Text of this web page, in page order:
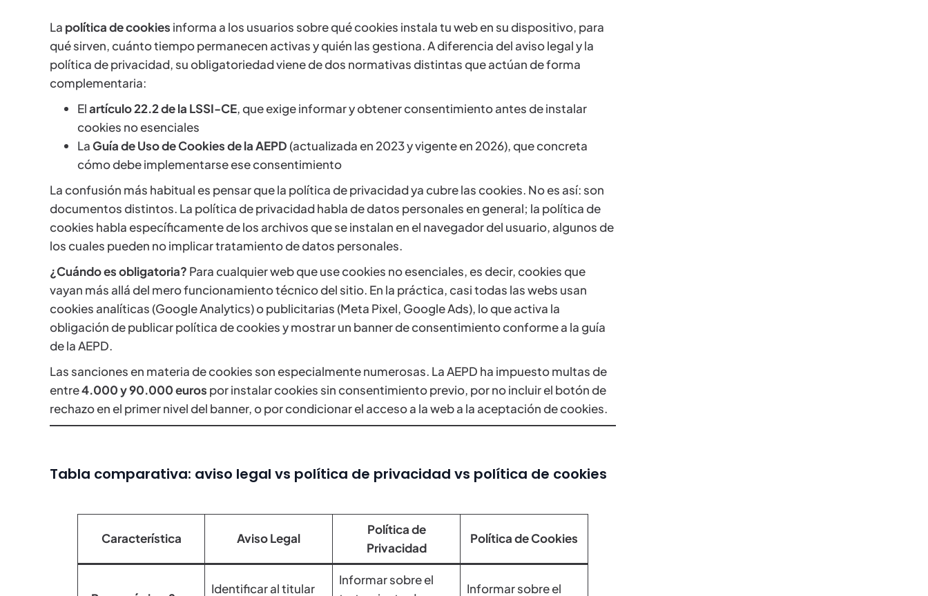
La política de cookies informa a los usuarios sobre qué cookies instala tu web en su dispositivo, para
qué sirven, cuánto tiempo permanecen activas y quién las gestiona. A diferencia del aviso legal y la
política de privacidad, su obligatoriedad viene de dos normativas distintas que actúan de forma
complementaria:
Elartículo 22.2 de la LSSI-CE, que exige informar y obtener consentimiento antes de instalar
cookies no esenciales
LaGuía de Uso de Cookies de la AEPD (actualizada en 2023 y vigente en 2026), que concreta
cómo debe implementarse ese consentimiento
La confusión más habitual es pensar que la política de privacidad ya cubre las cookies. No es así: son
documentos distintos. La política de privacidad habla de datos personales en general; la política de
cookies habla específicamente de los archivos que se instalan en el navegador del usuario, algunos de
los cuales pueden no implicar tratamiento de datos personales.
¿Cuándo es obligatoria? Para cualquier web que use cookies no esenciales, es decir, cookies que
vayan más allá del mero funcionamiento técnico del sitio. En la práctica, casi todas las webs usan
cookies analíticas (Google Analytics) o publicitarias (Meta Pixel, Google Ads), lo que activa la
obligación de publicar política de cookies y mostrar un banner de consentimiento conforme a la guía
de la AEPD.
Las sanciones en materia de cookies son especialmente numerosas. La AEPD ha impuesto multas de
entre4.000 y 90.000 euros por instalar cookies sin consentimiento previo, por no incluir el botón de
rechazo en el primer nivel del banner, o por condicionar el acceso a la web a la aceptación de cookies.
Tabla comparativa: aviso legal vs política de privacidad vs política de cookies
Característica Aviso Legal
Política de
Privacidad
Política de Cookies
Identificar al titular
Informar sobre el
Informar sobre el